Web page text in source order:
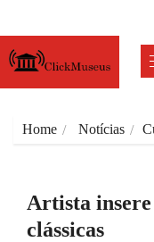
Home Notícias
Artista
clássicas